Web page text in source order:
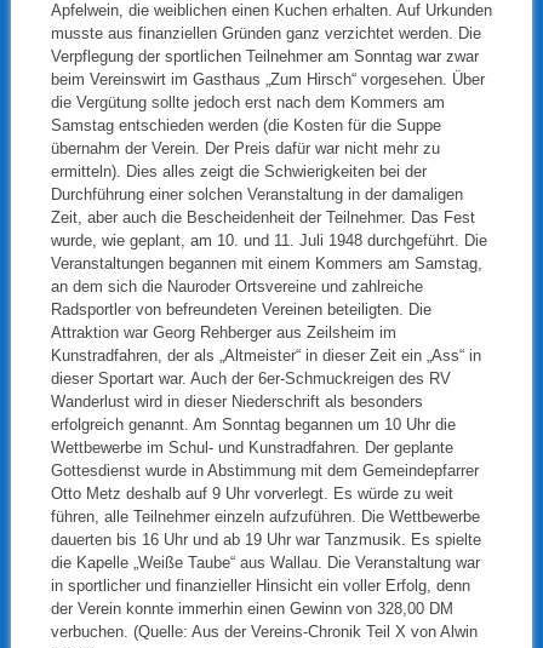
Apfelwein, die weiblichen einen Kuchen erhalten. Auf Urkunden
musste aus finanziellen Gründen ganz verzichtet werden. Die
Verpflegung der sportlichen Teilnehmer am Sonntag war zwar
beim Vereinswirt im Gasthaus „Zum Hirsch“ vorgesehen. Über
die Vergütung sollte jedoch erst nach dem Kommers am
Samstag entschieden werden (die Kosten für die Suppe
übernahm der Verein. Der Preis dafür war nicht mehr zu
ermitteln). Dies alles zeigt die Schwierigkeiten bei der
Durchführung einer solchen Veranstaltung in der damaligen
Zeit, aber auch die Bescheidenheit der Teilnehmer. Das Fest
wurde, wie geplant, am 10. und 11. Juli 1948 durchgeführt. Die
Veranstaltungen begannen mit einem Kommers am Samstag,
an dem sich die Nauroder Ortsvereine und zahlreiche
Radsportler von befreundeten Vereinen beteiligten. Die
Attraktion war Georg Rehberger aus Zeilsheim im
Kunstradfahren, der als „Altmeister“ in dieser Zeit ein „Ass“ in
dieser Sportart war. Auch der 6er-Schmuckreigen des RV
Wanderlust wird in dieser Niederschrift als besonders
erfolgreich genannt. Am Sonntag begannen um 10 Uhr die
Wettbewerbe im Schul- und Kunstradfahren. Der geplante
Gottesdienst wurde in Abstimmung mit dem Gemeindepfarrer
Otto Metz deshalb auf 9 Uhr vorverlegt. Es würde zu weit
führen, alle Teilnehmer einzeln aufzuführen. Die Wettbewerbe
dauerten bis 16 Uhr und ab 19 Uhr war Tanzmusik. Es spielte
die Kapelle „Weiße Taube“ aus Wallau. Die Veranstaltung war
in sportlicher und finanzieller Hinsicht ein voller Erfolg, denn
der Verein konnte immerhin einen Gewinn von 328,00 DM
verbuchen. (Quelle: Aus der Vereins-Chronik Teil X von Alwin